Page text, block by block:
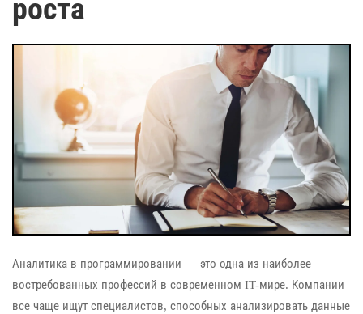
роста
Аналитика в программировании — это одна из наиболее
востребованных профессий в современном IT-мире. Компании
все чаще ищут специалистов, способных анализировать данные